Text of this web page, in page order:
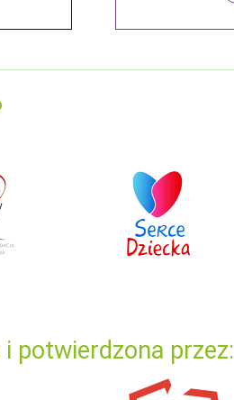
potwierdzona przez: